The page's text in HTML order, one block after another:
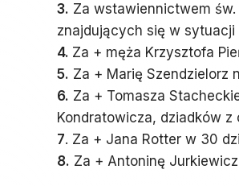
3. Za wstawiennictwem
znajdujących się w sytuacji
4. Za + męża Krzysztofa
5. Za + Marię Szendzielorz
6. Za + Tomasza
Kondratowicza, dziadków z
7. Za + Jana Rotter w 30
8. Za + Antoninę